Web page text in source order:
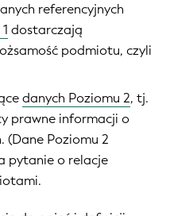
referencyjnych
dostarczają
podmiotu, czyli
danych Poziomu 2, tj.
prawne informacji o
(Dane Poziomu 2
pytanie o relacje